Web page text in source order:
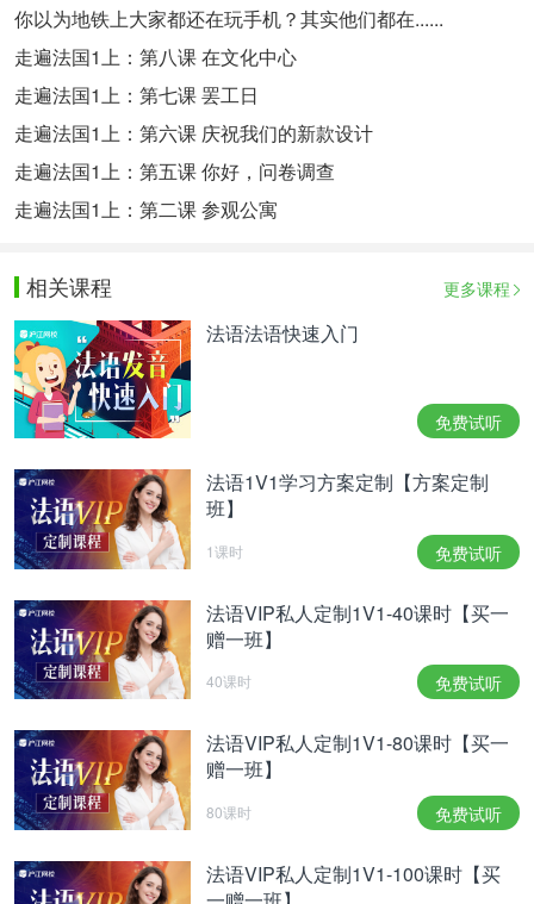
M. Ikeda : Monsieur Benoît Royer?
Benoît : Oui, c’est moi.
M.Ikeda : Je m’appelle Ikeda. Je remplace Mlle.
Tayama. Elle est partie hier pour les Etat-Unis. Elle
est désolée.
connaissance, Monsieur Ikeda.
点击查看课文译文>>
相关热点：法语入门
你以为地铁上大家都还在玩手机？其实他们都在......
走遍法国1上：第八课 在文化中心
走遍法国1上：第七课 罢工日
走遍法国1上：第六课 庆祝我们的新款设计
走遍法国1上：第五课 你好，问卷调查
走遍法国1上：第二课 参观公寓
相关课程 更多课程
法语法语快速入门
免费试听
法语1V1学习方案定制【方案定制
班】
1课时 免费试听
法语VIP私人定制1V1-40课时【买一
赠一班】
40课时 免费试听
法语VIP私人定制1V1-80课时【买一
赠一班】
80课时 免费试听
法语VIP私人定制1V1-100课时【买